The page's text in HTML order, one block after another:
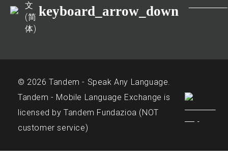
文
(简
体)
keyboard_arrow_down
© 2026 Tandem - Speak Any Language.
Tandem - Mobile Language Exchange is
licensed by Tandem Fundazioa (NOT
customer service)